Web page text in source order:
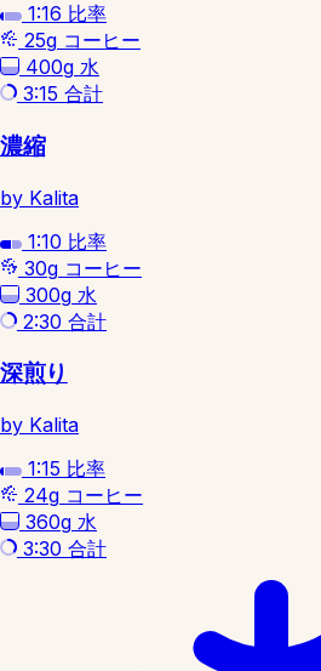
1:16 比率
25g コーヒー
400g 水
3:15 合計
濃縮
by Kalita
1:10 比率
30g コーヒー
300g 水
2:30 合計
深煎り
by Kalita
1:15 比率
24g コーヒー
360g 水
3:30 合計